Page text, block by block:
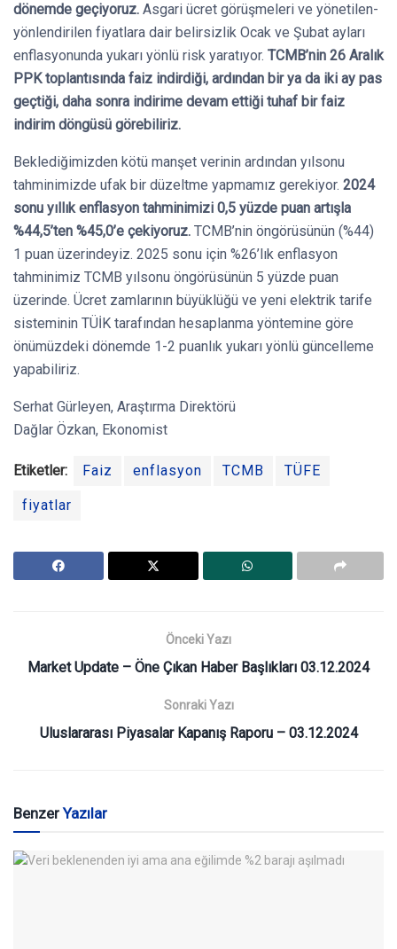
dönemde geçiyoruz. Asgari ücret görüşmeleri ve yönetilen-
yönlendirilen fiyatlara dair belirsizlik Ocak ve Şubat ayları
enflasyonunda yukarı yönlü risk yaratıyor. TCMB’nin 26 Aralık
PPK toplantısında faiz indirdiği, ardından bir ya da iki ay pas
geçtiği, daha sonra indirime devam ettiği tuhaf bir faiz
indirim döngüsü görebiliriz.
Beklediğimizden kötü manşet verinin ardından yılsonu
tahminimizde ufak bir düzeltme yapmamız gerekiyor. 2024
sonu yıllık enflasyon tahminimizi 0,5 yüzde puan artışla
%44,5’ten %45,0’e çekiyoruz. TCMB’nin öngörüsünün (%44)
1 puan üzerindeyiz. 2025 sonu için %26’lık enflasyon
tahminimiz TCMB yılsonu öngörüsünün 5 yüzde puan
üzerinde. Ücret zamlarının büyüklüğü ve yeni elektrik tarife
sisteminin TÜİK tarafından hesaplanma yöntemine göre
önümüzdeki dönemde 1-2 puanlık yukarı yönlü güncelleme
yapabiliriz.
Serhat Gürleyen, Araştırma Direktörü
Dağlar Özkan, Ekonomist
Etiketler: Faiz enflasyon TCMB TÜFE
fiyatlar
Önceki Yazı
Market Update – Öne Çıkan Haber Başlıkları 03.12.2024
Sonraki Yazı
Uluslararası Piyasalar Kapanış Raporu – 03.12.2024
BenzerYazılar